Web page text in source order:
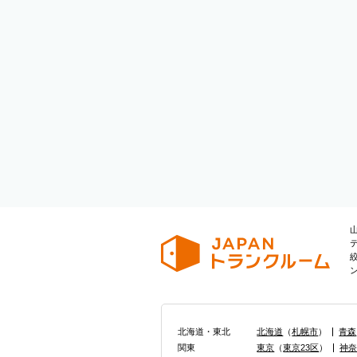
北海道・東北 北海道 （札幌市）
青森
関東
東京 （東京23区） 神